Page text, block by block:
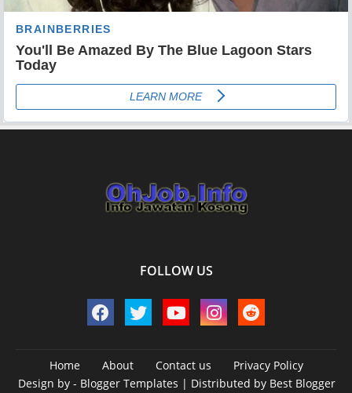
FOLLOW US
Home About Contact us
Privacy Policy
Design by - Blogger Templates | Distributed by Best Blogger